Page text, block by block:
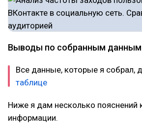
Выводы по собранным данным
Все данные, которые я собрал,
таблице
Ниже я дам несколько пояснений
информации.